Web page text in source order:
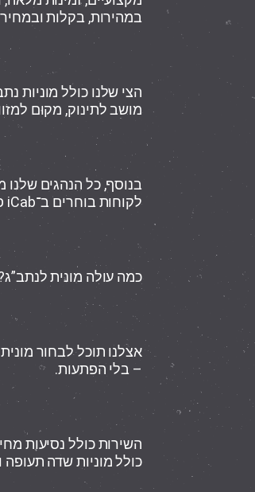
במהירות, בקלות
הצי שלנו כולל מוניות
מושב לתינוק, מקום
בנוסף, כל הנהגים שלנו
לקוחות בוחרים ב־iCab פעם אחר פעם.
כמה עולה מונית
אצלנו תוכל לבחור
– בלי הפתעות.
השירות כולל נסיעות
כולל מוניות שדה תעופה